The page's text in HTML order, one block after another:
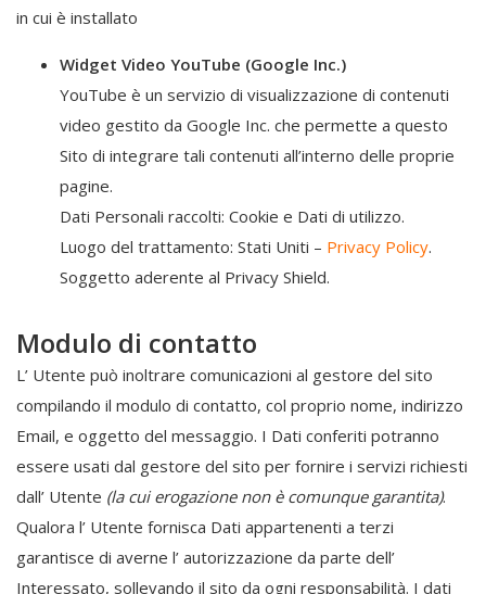
in cui è installato
Widget Video YouTube (Google Inc.)
YouTube è un servizio di visualizzazione di contenuti
video gestito da Google Inc. che permette a questo
Sito di integrare tali contenuti all’interno delle proprie
pagine.
Dati Personali raccolti: Cookie e Dati di utilizzo.
Luogo del trattamento: Stati Uniti – Privacy Policy.
Soggetto aderente al Privacy Shield.
Modulo di contatto
L’ Utente può inoltrare comunicazioni al gestore del sito
compilando il modulo di contatto, col proprio nome, indirizzo
Email, e oggetto del messaggio. I Dati conferiti potranno
essere usati dal gestore del sito per fornire i servizi richiesti
dall’ Utente (la cui erogazione non è comunque garantita).
Qualora l’ Utente fornisca Dati appartenenti a terzi
garantisce di averne l’ autorizzazione da parte dell’
Interessato, sollevando il sito da ogni responsabilità. I dati